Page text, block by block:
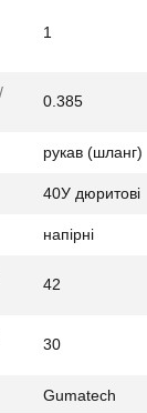
1
0.385
рукав (шланг)
40У дюритові
напірні
42
30
Gumatech